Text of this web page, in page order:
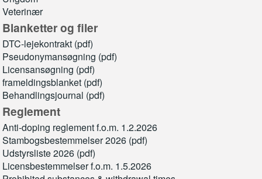
Veterinær
Blanketter og filer
DTC-lejekontrakt (pdf)
Pseudonymansøgning (pdf)
Licensansøgning (pdf)
frameldingsblanket (pdf)
Behandlingsjournal (pdf)
Reglement
Anti-doping reglement f.o.m. 1.2.2026
Stambogsbestemmelser 2026 (pdf)
Udstyrsliste 2026 (pdf)
Licensbestemmelser f.o.m. 1.5.2026